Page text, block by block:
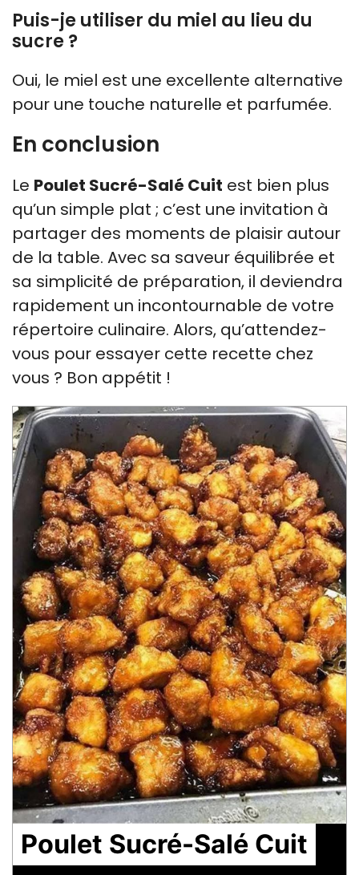
Puis-je utiliser du miel au lieu du
sucre ?
Oui, le miel est une excellente alternative
pour une touche naturelle et parfumée.
En conclusion
Le Poulet Sucré-Salé Cuit est bien plus
qu’un simple plat ; c’est une invitation à
partager des moments de plaisir autour
de la table. Avec sa saveur équilibrée et
sa simplicité de préparation, il deviendra
rapidement un incontournable de votre
répertoire culinaire. Alors, qu’attendez-
vous pour essayer cette recette chez
vous ? Bon appétit !
Poulet Sucré-Salé Cuit